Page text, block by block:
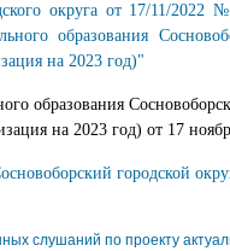
округа от 17/11/
образования
на 2023 год)"
образования
на 2023 год) от 17
городской
слушаний по проекту